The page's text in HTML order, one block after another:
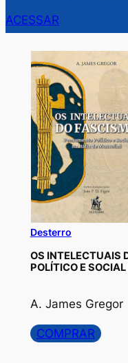
ACESSAR
Desterro
OS INTELECTUAIS
POLÍTICO E
A. James Gregor
COMPRAR